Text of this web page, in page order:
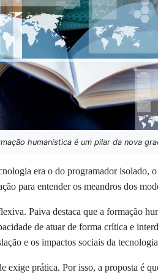
humanística é um pilar da nova
era o do programador
para entender os meandros dos
Paiva destaca que a formação
de atuar de forma crítica e
e os impactos sociais da
exige prática. Por isso, a proposta é